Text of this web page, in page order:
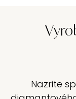
Nazrite